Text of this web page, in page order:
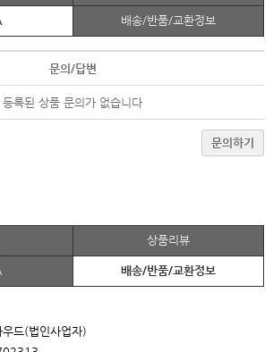
배송/반품/교환정보
문의/답변
등록된 상품 문의가 없습니다
문의하기
상품리뷰
배송/반품/교환정보
드(법인사업자)